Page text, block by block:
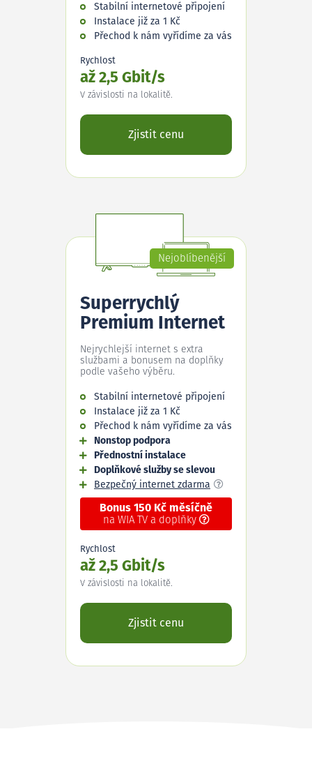
Stabilní internetové připojení
Instalace již za 1 Kč
Přechod k nám vyřídíme za vás
Rychlost
až 2,5 Gbit/s
V závislosti na lokalitě.
Zjistit cenu
Nejoblíbenější
Superrychlý
Premium Internet
Nejrychlejší internet s extra
službami a bonusem na doplňky
podle vašeho výběru.
Stabilní internetové připojení
Instalace již za 1 Kč
Přechod k nám vyřídíme za vás
Nonstop podpora
Přednostní instalace
Doplňkové služby se slevou
Bezpečný internet zdarma
Bonus 150 Kč měsíčně
na WIA TV a doplňky
Rychlost
až 2,5 Gbit/s
V závislosti na lokalitě.
Zjistit cenu